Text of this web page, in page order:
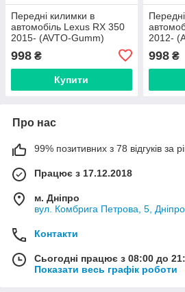
Передні килимки в
автомобіль Lexus RX 350
2015- (AVTO-Gumm)
998 ₴
Купити
2012-
998₴
Про нас
99% позитивних з 78 відгуків за
Працює з 17.12.2018
м. Дніпро
вул. Комбрига Петрова, 5,
Контакти
Сьогодні працює з 08:00 до
Показати весь графік роботи